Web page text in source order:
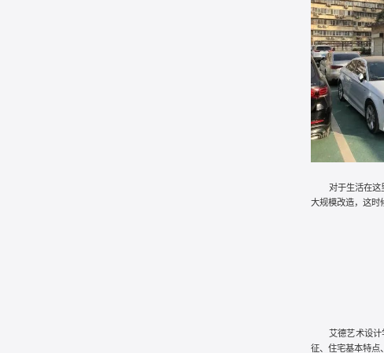
对于生活在
大规模改造，这时
艾德艺术设
征、住宅基本特点